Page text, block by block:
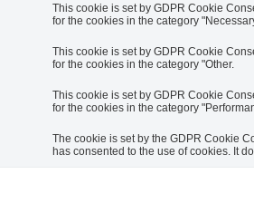
This cookie is set by GDPR Cookie
for the cookies in the category
This cookie is set by GDPR Cookie
for the cookies in the category "Other.
This cookie is set by GDPR Cookie
for the cookies in the category
The cookie is set by the GDPR Cookie
has consented to the use of cookies. It